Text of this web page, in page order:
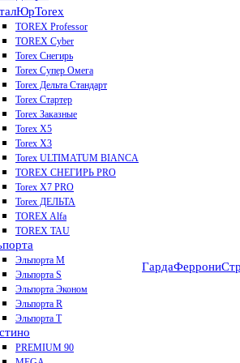
Torex
TOREX Professor
TOREX Cyber
Torex Снегирь
Torex Супер Омега
Torex Дельта Стандарт
Torex Стартер
Torex Заказные
Torex Х5
Torex Х3
Torex ULTIMATUM BIANCA
TOREX СНЕГИРЬ PRO
Torex X7 PRO
Torex ДЕЛЬТА
TOREX Alfa
TOREX TAU
Эльпорта M
Эльпорта S
Эльпорта Эконом
Эльпорта R
Эльпорта Т
PREMIUM 90
ГардаФеррони